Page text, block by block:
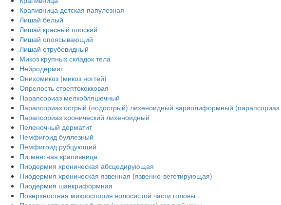
Крапивница детская папулезная
Лишай белый
Лишай красный плоский
Лишай опоясывающий
Лишай отрубевидный
Микоз крупных складок тела
Нейродермит
Онихомикоз (микоз ногтей)
Опрелость стрептококковая
Парапсориаз мелкобляшечный
Парапсориаз острый (подострый) лихеноидный вариолиформный
Парапсориаз хронический лихеноидный
Пеленочный дерматит
Пемфигоид буллезный
Пемфигоид рубцующий
Пигментная крапивница
Пиодермия хроническая абсцедирующая
Пиодермия хроническая язвенная (язвенно-вегетирующая)
Пиодермия шанкриформная
Поверхностная микроспория волосистой части головы